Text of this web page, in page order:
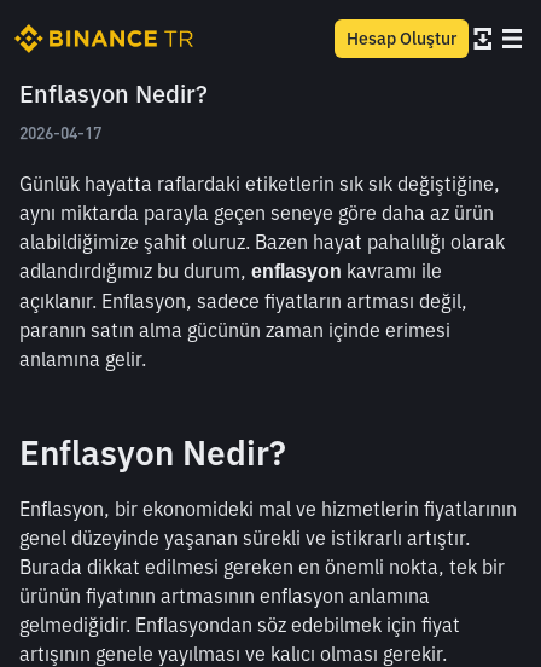
Hesap Oluştur
Enflasyon Nedir?
2026-04-17
Günlük hayatta raflardaki etiketlerin sık sık değiştiğine,
aynı miktarda parayla geçen seneye göre daha az ürün
alabildiğimize şahit oluruz. Bazen hayat pahalılığı olarak
adlandırdığımız bu durum, enflasyon kavramı ile
açıklanır. Enflasyon, sadece fiyatların artması değil,
paranın satın alma gücünün zaman içinde erimesi
anlamına gelir.
Enflasyon Nedir?
Enflasyon, bir ekonomideki mal ve hizmetlerin fiyatlarının
genel düzeyinde yaşanan sürekli ve istikrarlı artıştır.
Burada dikkat edilmesi gereken en önemli nokta, tek bir
ürünün fiyatının artmasının enflasyon anlamına
gelmediğidir. Enflasyondan söz edebilmek için fiyat
artışının genele yayılması ve kalıcı olması gerekir.